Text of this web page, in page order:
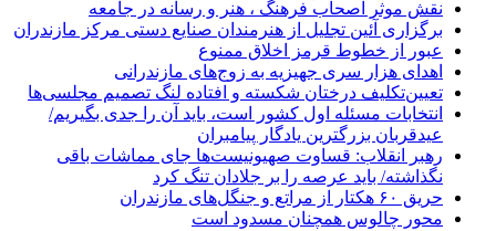
نقش موثر اصحاب فرهنگ ، هنر و رسانه در جامعه
برگزاری آئین تجلیل از هنرمندان صنایع دستی مرکز مازندران
عبور از خطوط قرمز اخلاق ممنوع
اهدای هزار سری جهیزیه به زوج‌های مازندرانی
تعیین‌تکلیف درختان شکسته و افتاده لنگ تصمیم مجلسی‌ها
انتخابات مسئله اول کشور است، باید آن را جدی بگیریم/
عیدقربان بزرگترین یادگار پیامبران
رهبر انقلاب: قساوت صهیونیست‌ها جای مماشات باقی
نگذاشته/ باید عرصه را بر جلادان تنگ کرد
حریق ۶۰ هکتار از مراتع و جنگل‌های مازندران
محور چالوس همچنان مسدود است